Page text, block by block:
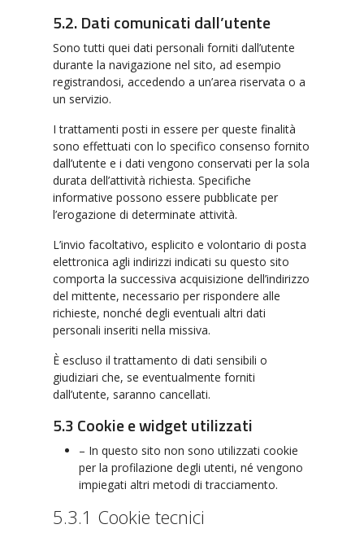
5.2. Dati comunicati dall’utente
Sono tutti quei dati personali forniti dall’utente
durante la navigazione nel sito, ad esempio
registrandosi, accedendo a un’area riservata o a
un servizio.
I trattamenti posti in essere per queste finalità
sono effettuati con lo specifico consenso fornito
dall’utente e i dati vengono conservati per la sola
durata dell’attività richiesta. Specifiche
informative possono essere pubblicate per
l’erogazione di determinate attività.
L’invio facoltativo, esplicito e volontario di posta
elettronica agli indirizzi indicati su questo sito
comporta la successiva acquisizione dell’indirizzo
del mittente, necessario per rispondere alle
richieste, nonché degli eventuali altri dati
personali inseriti nella missiva.
È escluso il trattamento di dati sensibili o
giudiziari che, se eventualmente forniti
dall’utente, saranno cancellati.
5.3 Cookie e widget utilizzati
– In questo sito non sono utilizzati cookie
per la profilazione degli utenti, né vengono
impiegati altri metodi di tracciamento.
5.3.1 Cookie tecnici